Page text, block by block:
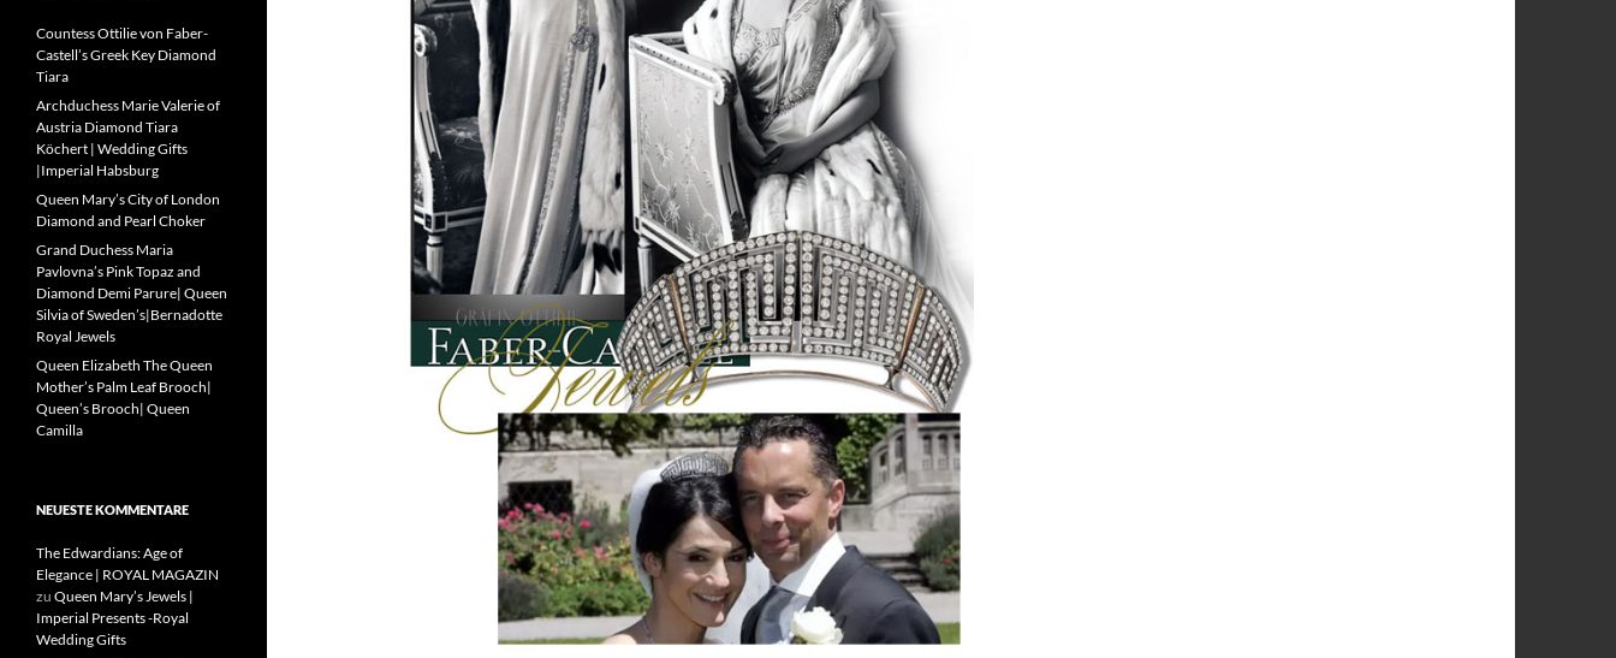
Countess Ottilie von Faber-
Castell’s Greek Key Diamond
Tiara
Archduchess Marie Valerie of
Austria Diamond Tiara
Köchert | Wedding Gifts
|Imperial Habsburg
Queen Mary’s City of London
Diamond and Pearl Choker
Grand Duchess Maria
Pavlovna’s Pink Topaz and
Diamond Demi Parure| Queen
Silvia of Sweden’s|Bernadotte
Royal Jewels
Queen Elizabeth The Queen
Mother’s Palm Leaf Brooch|
Queen’s Brooch| Queen
Camilla
NEUESTE KOMMENTARE
The Edwardians: Age of
Elegance | ROYAL MAGAZIN
zu Queen Mary’s Jewels |
Imperial Presents -Royal
Wedding Gifts